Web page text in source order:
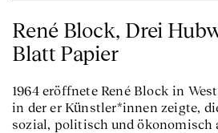
René Block, Drei
Blatt Papier
1964 eröffnete René Block in
in der er Künstler*innen zeigte,
sozial, politisch und ökonomisch